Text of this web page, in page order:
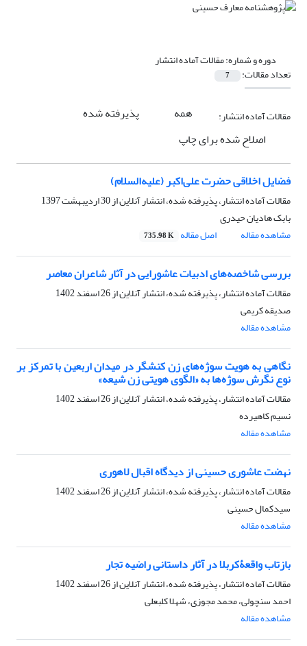
دوره و شماره:مقالات آماده انتشار
تعداد مقالات: 7
مقالات آماده انتشار: همه
پذیرفته شده
اصلاح شده برای چاپ
فضایل اخلاقی حضرت علی‌اکبر (علیه‌السلام)
مقالات آماده انتشار، پذیرفته شده، انتشار آنلاین از30 اردیبهشت 1397
بابک هادیان حیدری
مشاهده مقاله
اصل مقاله 735.98 K
بررسی شاخصه‌های ادبیات عاشورایی در آثار شاعران معاصر
مقالات آماده انتشار، پذیرفته شده، انتشار آنلاین از26 اسفند 1402
صدیقه کریمی
مشاهده مقاله
نگاهی به هویت سوژه‌های زن کنشگر در میدان اربعین با تمرکز بر
نوع نگرش سوژه‌ها به «الگوی هویتی زن شیعه»
مقالات آماده انتشار، پذیرفته شده، انتشار آنلاین از26 اسفند 1402
نسیم کاهیرده
مشاهده مقاله
نهضت عاشوری حسینی از دیدگاه اقبال لاهوری
مقالات آماده انتشار، پذیرفته شده، انتشار آنلاین از26 اسفند 1402
سیدکمال حسینی
مشاهده مقاله
بازتاب واقعۀکربلا در آثار داستانی راضیه تجار
مقالات آماده انتشار، پذیرفته شده، انتشار آنلاین از26 اسفند 1402
احمد سنچولی، محمد مجوزی، شهلا کلبعلی
مشاهده مقاله